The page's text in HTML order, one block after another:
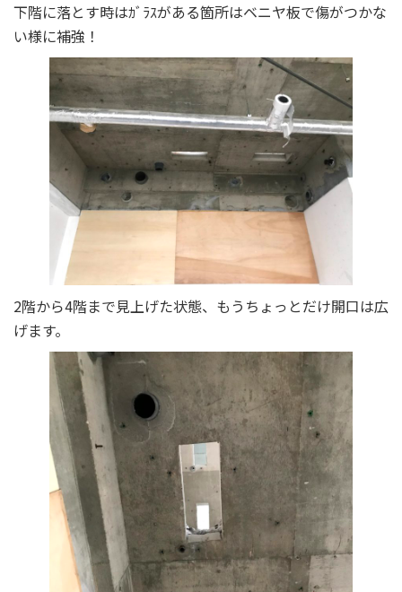
下階に落とす時はｶﾞﾗｽがある箇所はベニヤ板で傷がつかな
い様に補強！
2階から4階まで見上げた状態、もうちょっとだけ開口は広
げます。